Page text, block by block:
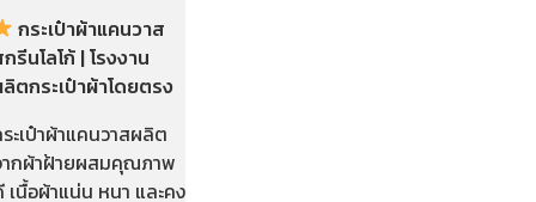
กระเป๋าผ้าแคนวาส
รีนโลโก้ | โรงงาน
ตกระเป๋าผ้าโดยตรง
ะเป๋าผ้าแคนวาสผลิต
กผ้าฝ้ายผสมคุณภาพ
เนื้อผ้าแน่น หนา และคง